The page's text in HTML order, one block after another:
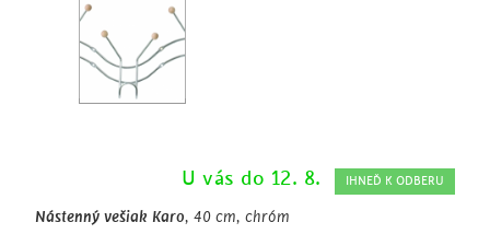
U vás do 12. 8. IHNEĎ K ODBERU
Nástenný vešiak Karo, 40 cm, chróm